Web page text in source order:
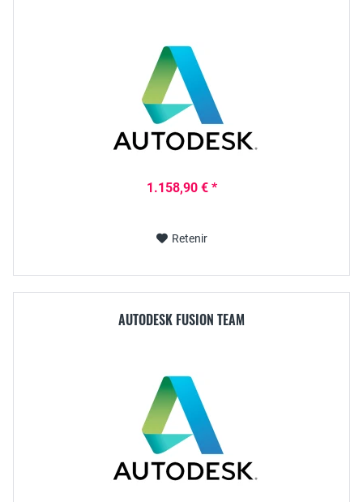
1.158,90 € *
Retenir
AUTODESK FUSION TEAM